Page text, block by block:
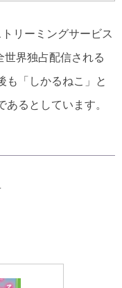
リーミングサービス
界独占配信される
も「しかるねこ」と
るとしています。